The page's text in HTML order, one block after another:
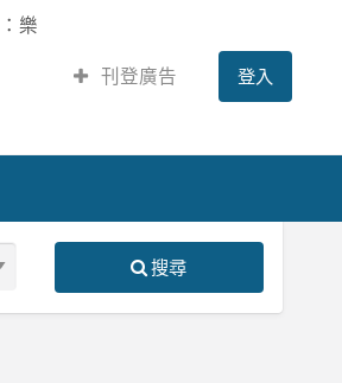
：樂
刊登廣告 登入
搜尋